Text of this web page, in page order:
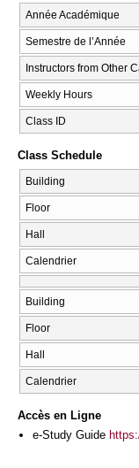
Année Académique
Semestre de l’Année
Instructors from Other
Weekly Hours
Class ID
Class Schedule
Building
Floor
Hall
Calendrier
Building
Floor
Hall
Calendrier
Accès en Ligne
e-Study Guide